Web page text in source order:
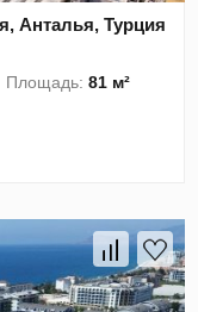
Анталья, Турция
Площадь:81 м²